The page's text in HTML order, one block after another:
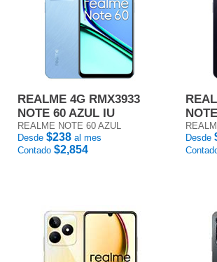
REALME 4G RMX3933
NOTE 60 AZUL IU
REALME NOTE 60 AZUL
Desde $238 al mes
Contado $2,854
Desde